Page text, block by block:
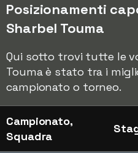
Posizionamenti
Sharbel Touma
Qui sotto trovi tutte le
Touma è stato tra i
campionato o torneo.
Campionato,
Squadra